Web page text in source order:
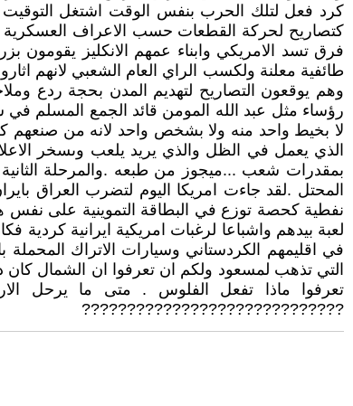
كرد فعل لتلك الحرب بنفس الوقت اشتغل التوقيت
كتصاريح لحركة القطعات حسب الاعراف العسكرية
فرق تسد الامريكي وابناء عمهم الانكليز يقومون
طائفية معلنة ولكسب الراي العام الشعبي لانهم
وهم يوقعون التصاريح لتهديم المدن بحجة ردع
رؤساء مثل عبد الله المومن قائد الجمع المسلم في
لا بخيط واحد منه ولا بشخص واحد لانه من صنعهم
الذي يعمل في الظل والذي يريد يلعب وىسخر
بمقدرات شعب ...ميجوز من طبعه .والمرحلة
المحتل .لقد جاءت امريكا اليوم لتضرب العراق
نفطية كحصة توزع في البطاقة التموينية على نفس
لعبة بيدهم واشباعا لرغبات امريكية ايرانية
في اقليمهم الكردستاني وسيارات الاتراك
التي تذهب لمسعود ولكم ان تعرفوا ان الشمال
تعرفوا ماذا تفعل الفلوس . متى ما يرحل
?????????????????????????????